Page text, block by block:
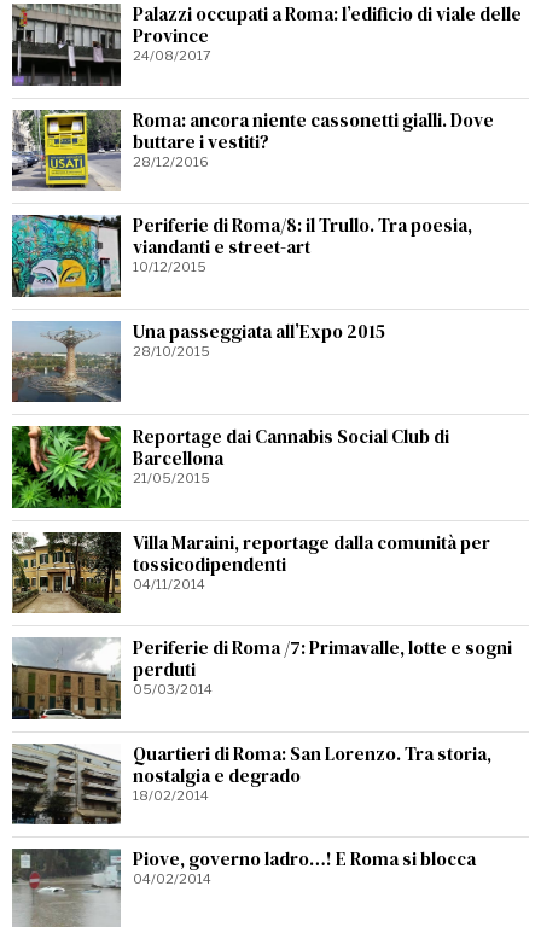
Palazzi occupati a Roma: l’edificio di viale delle
Province
24/08/2017
Roma: ancora niente cassonetti gialli. Dove
buttare i vestiti?
28/12/2016
Periferie di Roma/8: il Trullo. Tra poesia,
viandanti e street-art
10/12/2015
Una passeggiata all’Expo 2015
28/10/2015
Reportage dai Cannabis Social Club di
Barcellona
21/05/2015
Villa Maraini, reportage dalla comunità per
tossicodipendenti
04/11/2014
Periferie di Roma /7: Primavalle, lotte e sogni
perduti
05/03/2014
Quartieri di Roma: San Lorenzo. Tra storia,
nostalgia e degrado
18/02/2014
Piove, governo ladro…! E Roma si blocca
04/02/2014